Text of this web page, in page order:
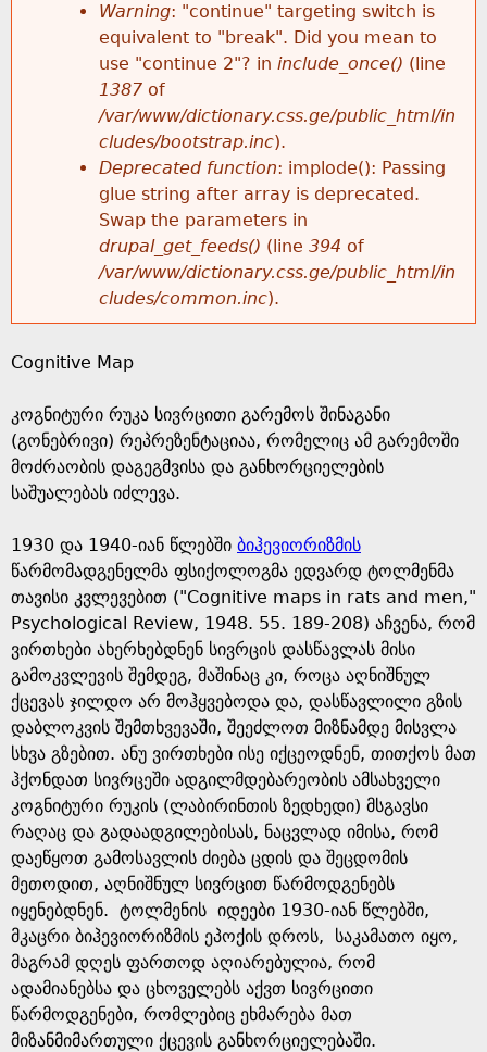
g
e
Warning: "continue" targeting switch is
equivalent to "break". Did you mean to
use "continue 2"? in include_once() (line
1387 of
/var/www/dictionary.css.ge/public_html/in
cludes/bootstrap.inc).
Deprecated function: implode(): Passing
glue string after array is deprecated.
Swap the parameters in
drupal_get_feeds() (line 394 of
/var/www/dictionary.css.ge/public_html/in
cludes/common.inc).
Cognitive Map
კოგნიტური რუკა სივრცითი გარემოს შინაგანი
(გონებრივი) რეპრეზენტაციაა, რომელიც ამ გარემოში
მოძრაობის დაგეგმვისა და განხორციელების
საშუალებას იძლევა.
1930 და 1940-იან წლებში ბიჰევიორიზმის
წარმომადგენელმა ფსიქოლოგმა ედვარდ ტოლმენმა
თავისი კვლევებით ("Cognitive maps in rats and men,"
Psychological Review, 1948. 55. 189-208) აჩვენა, რომ
ვირთხები ახერხებდნენ სივრცის დასწავლას მისი
გამოკვლევის შემდეგ, მაშინაც კი, როცა აღნიშნულ
ქცევას ჯილდო არ მოჰყვებოდა და, დასწავლილი გზის
დაბლოკვის შემთხვევაში, შეეძლოთ მიზნამდე მისვლა
სხვა გზებით. ანუ ვირთხები ისე იქცეოდნენ, თითქოს მათ
ჰქონდათ სივრცეში ადგილმდებარეობის ამსახველი
კოგნიტური რუკის (ლაბირინთის ზედხედი) მსგავსი
რაღაც და გადაადგილებისას, ნაცვლად იმისა, რომ
დაეწყოთ გამოსავლის ძიება ცდის და შეცდომის
მეთოდით, აღნიშნულ სივრცით წარმოდგენებს
იყენებდნენ. ტოლმენის იდეები 1930-იან წლებში,
მკაცრი ბიჰევიორიზმის ეპოქის დროს, საკამათო იყო,
მაგრამ დღეს ფართოდ აღიარებულია, რომ
ადამიანებსა და ცხოველებს აქვთ სივრცითი
წარმოდგენები, რომლებიც ეხმარება მათ
მიზანმიმართული ქცევის განხორციელებაში.